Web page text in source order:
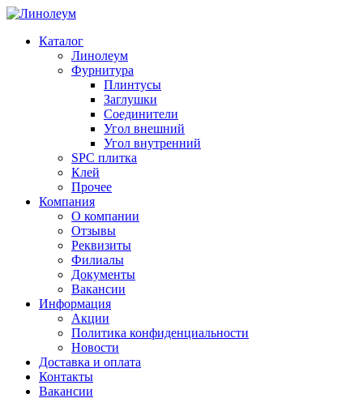
Каталог
Линолеум
Фурнитура
Плинтусы
Заглушки
Соединители
Угол внешний
Угол внутренний
SPC плитка
Клей
Прочее
Компания
О компании
Отзывы
Реквизиты
Филиалы
Документы
Вакансии
Информация
Акции
Политика конфиденциальности
Новости
Доставка и оплата
Контакты
Вакансии